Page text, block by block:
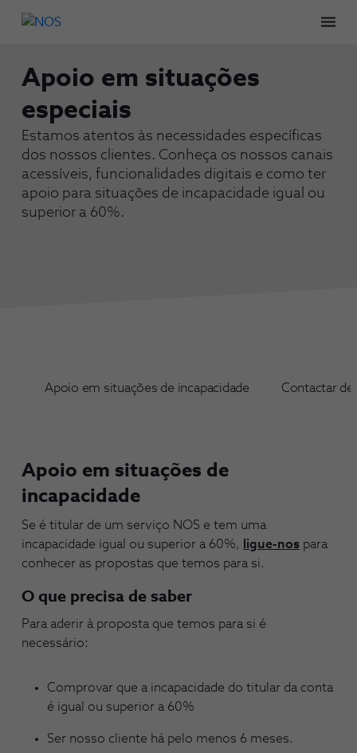
Apoio em situações
especiais
Estamos atentos às necessidades específicas
dos nossos clientes. Conheça os nossos canais
acessíveis, funcionalidades digitais e como ter
apoio para situações de incapacidade igual ou
superior a 60%.
Apoio em situações de incapacidade Contactar
Apoio em situações de
incapacidade
Se é titular de um serviço NOS e tem uma
incapacidade igual ou superior a 60%,
ligue-nos para
conhecer as propostas que temos para si.
O que precisa de saber
Para aderir à proposta que temos para si é
necessário:
Comprovar que a incapacidade do titular da conta
é igual ou superior a 60%
Ser nosso cliente há pelo menos 6 meses.